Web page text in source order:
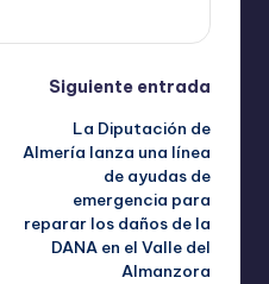
Siguiente entrada
La Diputación de
Almería lanza una línea
de ayudas de
emergencia para
reparar los daños de la
DANA en el Valle del
Almanzora